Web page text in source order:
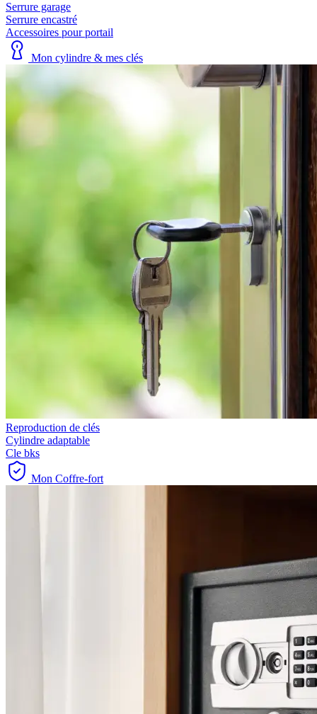
Serrure garage
Serrure encastré
Accessoires pour portail
Mon cylindre & mes clés
Reproduction de clés
Cylindre adaptable
Cle bks
Mon Coffre-fort